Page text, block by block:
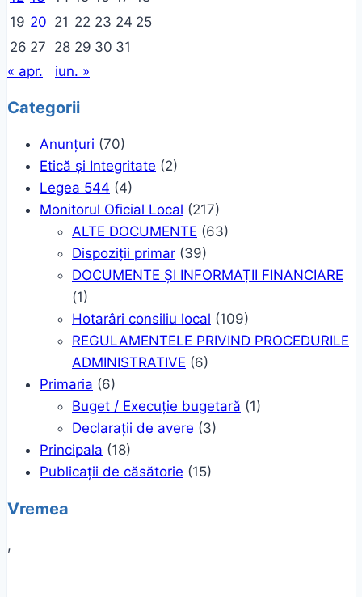
19 20 21 22 23 24 25
26 27 28 29 30 31
« apr.
iun. »
Categorii
Anunțuri (70)
Etică și Integritate (2)
Legea 544 (4)
Monitorul Oficial Local (217)
ALTE DOCUMENTE (63)
Dispoziții primar (39)
DOCUMENTE ȘI INFORMAȚII FINANCIARE
(1)
Hotarâri consiliu local (109)
REGULAMENTELE PRIVIND PROCEDURILE
ADMINISTRATIVE (6)
Primaria (6)
Buget / Execuție bugetară (1)
Declarații de avere (3)
Principala (18)
Publicații de căsătorie (15)
Vremea
,